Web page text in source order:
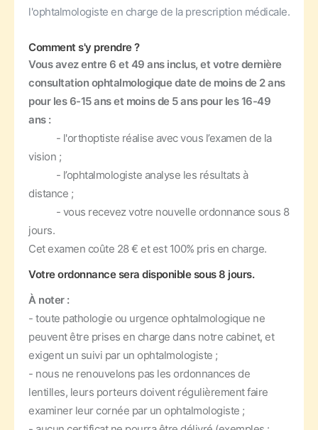
l'ophtalmologiste en charge de la prescription médicale.
Comment s'y prendre ?
Vous avez entre 6 et 49 ans inclus, et votre dernière
consultation ophtalmologique date de moins de 2 ans
pour les 6-15 ans et moins de 5 ans pour les 16-49
ans :
- l'orthoptiste réalise avec vous l’examen de la
vision ;
- l’ophtalmologiste analyse les résultats à
distance ;
- vous recevez votre nouvelle ordonnance sous 8
jours.
Cet examen coûte 28 € et est 100% pris en charge.
Votre ordonnance sera disponible sous 8 jours.
À noter :
- toute pathologie ou urgence ophtalmologique ne
peuvent être prises en charge dans notre cabinet, et
exigent un suivi par un ophtalmologiste ;
- nous ne renouvelons pas les ordonnances de
lentilles, leurs porteurs doivent régulièrement faire
examiner leur cornée par un ophtalmologiste ;